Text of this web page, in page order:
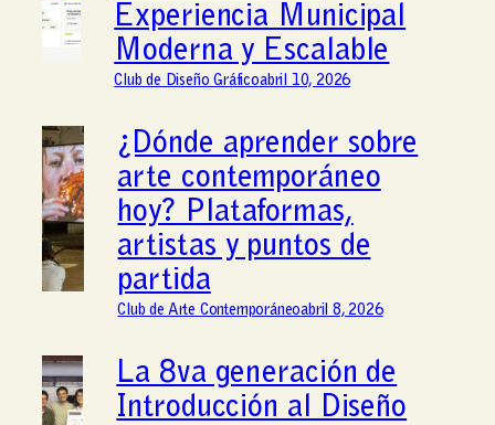
Experiencia Municipal
Moderna y Escalable
Club de Diseño Gráficoabril 10, 2026
¿Dónde aprender sobre
arte contemporáneo
hoy? Plataformas,
artistas y puntos de
partida
Club de Arte Contemporáneoabril 8, 2026
La 8va generación de
Introducción al Diseño